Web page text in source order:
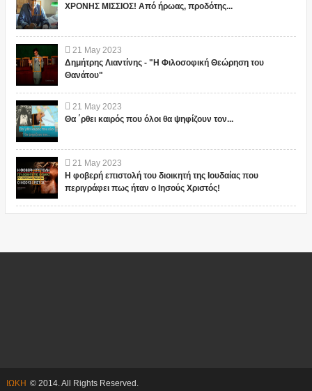
ΧΡΟΝΗΣ ΜΙΣΣΙΟΣ! Από ήρωας, προδότης...
21 May 2023
Δημήτρης Λιαντίνης - "Η Φιλοσοφική Θεώρηση του
Θανάτου"
21 May 2023
Θα ΄ρθει καιρός που όλοι θα ψηφίζουν τον...
21 May 2023
Η φοβερή επιστολή του διοικητή της Ιουδαίας που
περιγράφει πως ήταν ο Ιησούς Χριστός!
ΙΩΚΗ © 2014. All Rights Reserved.